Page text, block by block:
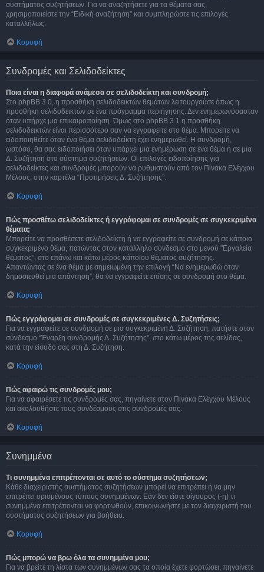
συστήματος συζητήσεων. Για να αναζητήσετε για τα θέματα σας,
χρησιμοποιείστε την “Ειδική αναζήτηση” και συμπληρώστε τις επιλογές
καταλλήλως.
Κορυφή
Συνδρομές και Σελιδοδείκτες
Ποια είναι η διαφορά ανάμεσα σε σελιδοδείκτη και συνδρομή;
Στο phpBB 3.0, η προσθήκη σελιδοδεικτών θεμάτων λειτουργούσε όπως η
προσθήκη σελιδοδεικτών σε ένα πρόγραμμα περιήγησης. Δεν ενημερωνόσασταν
όταν υπήρχε μια επικαιροποίηση. Όμως στο phpBB 3.1 η προσθήκη
σελιδοδεικτών είναι περισσότερο σαν να εγγραφείτε στο θέμα. Μπορείτε να
ειδοποιηθείτε όταν ένα θέμα σελιδοδείκτη έχει ενημερωθεί. Η συνδρομή,
ωστόσο, θα σας ειδοποιήσει όταν υπάρχει μια ενημέρωση σε ένα θέμα ή σε μια
Δ. Συζήτηση στο σύστημα συζητήσεων. Οι επιλογές ειδοποίησης για
σελιδοδείκτες και συνδρομές μπορούν να ρυθμιστούν από τον Πίνακα Ελέγχου
Μέλους, στην καρτέλα “Προτιμήσεις Δ. Συζήτησης”.
Κορυφή
Πώς προσθέτω σελιδοδείκτες ή εγγράφομαι σε συνδρομές σε συγκεκριμένα
θέματα;
Μπορείτε να προσθέσετε σελιδοδείκτη ή να εγγραφείτε σε συνδρομή σε κάποιο
συγκεκριμένο θέμα, πατώντας στον κατάλληλο σύνδεσμο στο μενού "Εργαλεία
θέματος", στο επάνω και κάτω μέρος κάποιου θέματος συζήτησης.
Απαντώντας σε ένα θέμα με σημειωμένη την επιλογή “Να ενημερωθώ όταν
δημοσιευθεί μια απάντηση”, θα να εγγραφείτε επίσης σε συνδρομή στο θέμα.
Κορυφή
Πώς εγγράφομαι σε συνδρομές σε συγκεκριμένες Δ. Συζητήσεις;
Για να εγγραφείτε σε συνδρομή σε μια συγκεκριμένη Δ. Συζήτηση, πατήστε στον
σύνδεσμο “Έναρξη συνδρομής Δ. Συζήτησης”, στο κάτω μέρος της σελίδας,
κατά την είσοδό σας στη Δ. Συζήτηση.
Κορυφή
Πώς αφαιρώ τις συνδρομές μου;
Για να αφαιρέσετε τις συνδρομές σας, πηγαίνετε στον Πίνακα Ελέγχου Μέλους
και ακολουθήστε τους συνδέσμους στις συνδρομές σας.
Κορυφή
Συνημμένα
Τι συνημμένα επιτρέπονται σε αυτό το σύστημα συζητήσεων;
Κάθε διαχειριστής συστήματος συζητήσεων μπορεί να επιτρέπει ή να μην
επιτρέπει ορισμένους τύπους συνημμένων. Εάν δεν είστε σίγουρος (-η) τι
συνημμένα επιτρέπονται να φορτωθούν, επικοινωνήστε με τον διαχειριστή του
συστήματος συζητήσεων για βοήθεια.
Κορυφή
Πώς μπορώ να βρω όλα τα συνημμένα μου;
Για να βρείτε τη λίστα των συνημμένων σας τα οποία έχετε φορτώσει, πηγαίνετε